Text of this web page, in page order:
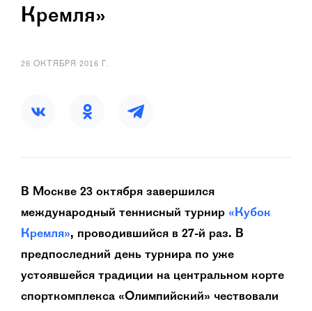
Кремля»
26 ОКТЯБРЯ 2016 Г.
В Москве 23 октября завершился
международный теннисный турнир «Кубок
Кремля», проводившийся в 27-й раз. В
предпоследний день турнира по уже
устоявшейся традиции на центральном корте
спорткомплекса «Олимпийский» чествовали